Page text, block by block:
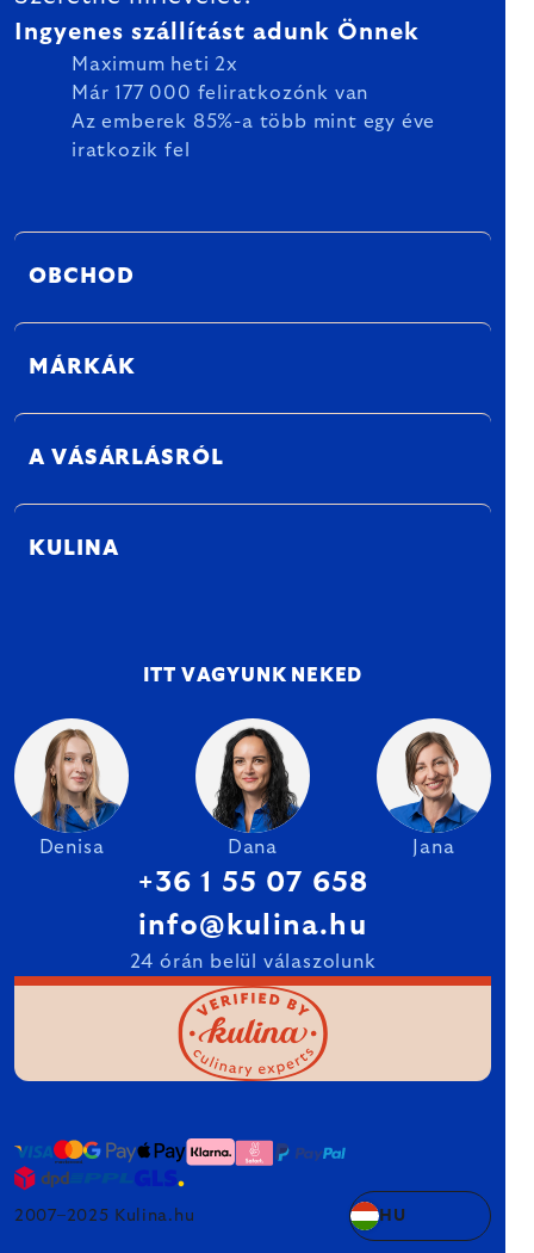
Ingyenes szállítást adunk Önnek
Maximum heti 2x
Már 177 000 feliratkozónk van
Az emberek 85%-a több mint egy éve
iratkozik fel
OBCHOD
MÁRKÁK
A VÁSÁRLÁSRÓL
KULINA
ITT VAGYUNK NEKED
Denisa Dana Jana
+36 1 55 07 658
info@kulina.hu
24 órán belül válaszolunk
2007–2025 Kulina.hu HU